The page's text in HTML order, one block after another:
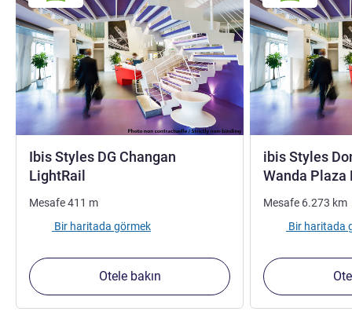
Ibis Styles DG Changan
LightRail
Mesafe411 m
Bir haritada görmek
Otele bakın
ibis Styles
Wanda
Mesafe 6.273 km
Bir haritada